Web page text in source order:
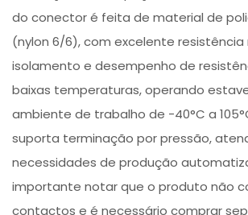
do conector é feita de material de
(nylon 6/6), com excelente resistência
isolamento e desempenho de
baixas temperaturas, operando
ambiente de trabalho de -40°C a
suporta terminação por pressão,
necessidades de produção
importante notar que o produto não
contactos e é necessário comprar